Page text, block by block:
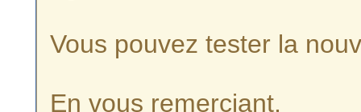
Vous pouvez tester la
En vous remerciant,